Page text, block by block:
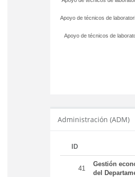
Apoyo de técnicos de
Apoyo de técnicos de
Administración (ADM)
ID
41
Gestión
del